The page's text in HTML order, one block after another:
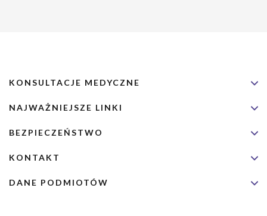
KONSULTACJE MEDYCZNE
NAJWAŻNIEJSZE LINKI
BEZPIECZEŃSTWO
KONTAKT
DANE PODMIOTÓW